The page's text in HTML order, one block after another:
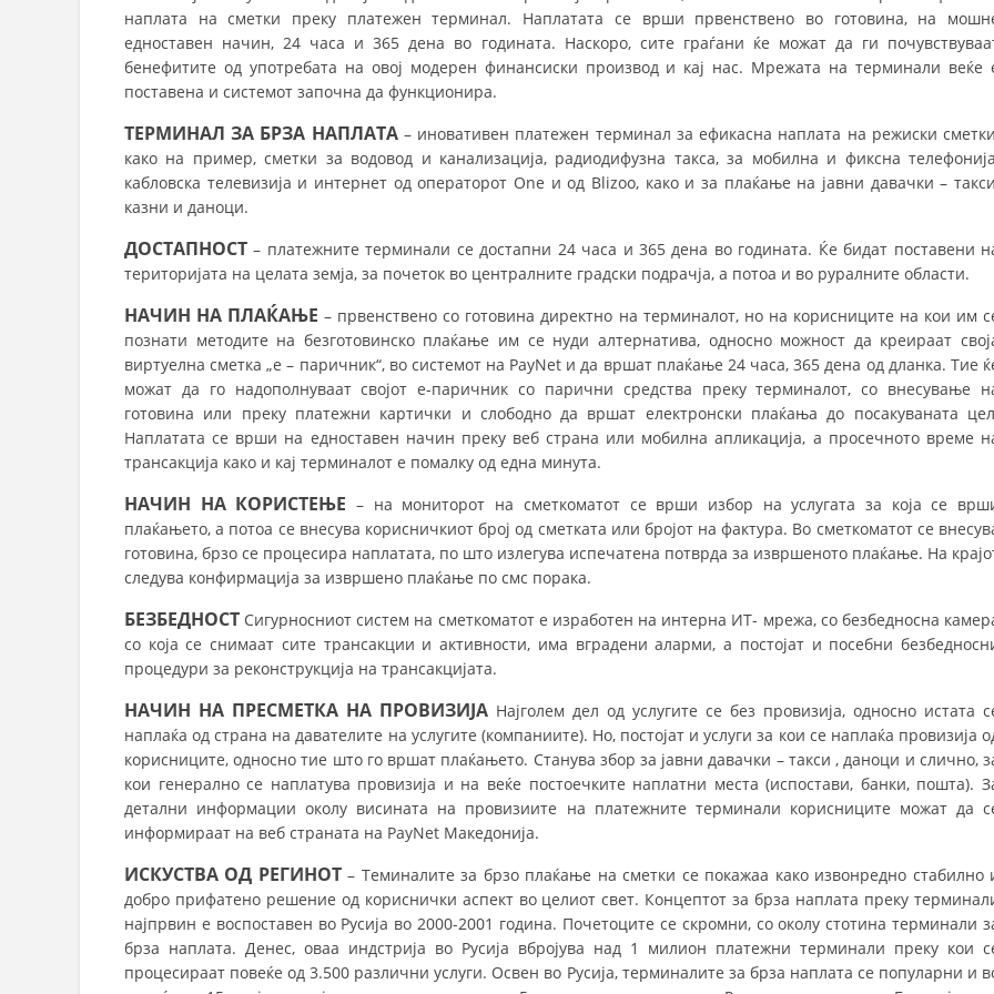
DREJTA NDERKOMBETARE HUMANITARE
PËRDORIMIN DHE MBROJTJEN E STEMËS
PËRGATITSHMËRI DHE VEPRIM GJATË KATASTROFAVE
EKIPE PËRGJIGJE DISASTER
STACIONIN E UJIT SHPËTIMIT – VODNO
EOK E CK
PROJEKTE
HULUMTIMI I OPINIONIT PUBLIK
MARRËVESHJE
PROJEKTE
VEPRIMTARI SHËNDETËSORE PREVENTIVE
NDIHMA E PARË
DHURIMI I GJAKUT
KUSH JEMI NE
наплата на сметки преку платежен терминал. Наплатата се врши првенствено во готовина, на
едноставен начин, 24 часа и 365 дена во годината. Наскоро, сите граѓани ќе можат да ги
бенефитите од употребата на овој модерен финансиски производ и кај нас. Мрежата на терминали веќе
поставена и системот започна да функционира.
ТЕРМИНАЛ ЗА БРЗА НАПЛАТА– иновативен платежен терминал за ефикасна наплата на режиски
како на пример, сметки за водовод и канализација, радиодифузна такса, за мобилна и фиксна
кабловска телевизија и интернет од операторот One и од Blizoo, како и за плаќање на јавни давачки –
казни и даноци.
ДОСТАПНОСТ – платежните терминали се достапни 24 часа и 365 дена во годината. Ќе бидат поставени
територијата на целата земја, за почеток во централните градски подрачја, а потоа и во руралните области.
НАЧИН НА ПЛАЌАЊЕ – првенствено со готовина директно на терминалот, но на корисниците на кои им
познати методите на безготовинско плаќање им се нуди алтернатива, односно можност да креираат
виртуелна сметка „е – паричник“, во системот на PayNet и да вршат плаќање 24 часа, 365 дена од дланка. Тие
можат да го надополнуваат својот е-паричник со парични средства преку терминалот, со внесување
готовина или преку платежни картички и слободно да вршат електронски плаќања до посакуваната
Наплатата се врши на едноставен начин преку веб страна или мобилна апликација, а просечното време
трансакција како и кај терминалот е помалку од една минута.
НАЧИН НА КОРИСТЕЊЕ – на мониторот на сметкоматот се врши избор на услугата за која се
плаќањето, а потоа се внесува корисничкиот број од сметката или бројот на фактура. Во сметкоматот се
готовина, брзо се процесира наплатата, по што излегува испечатена потврда за извршеното плаќање. На
следува конфирмација за извршено плаќање по смс порака.
БЕЗБЕДНОСТ Сигурносниот систем на сметкоматот е изработен на интерна ИТ- мрежа, со безбедносна
со која се снимаат сите трансакции и активности, има вградени аларми, а постојат и посебни
процедури за реконструкција на трансакцијата.
НАЧИН НА ПРЕСМЕТКА НА ПРОВИЗИЈА Најголем дел од услугите се без провизија, односно истата
наплаќа од страна на давателите на услугите (компаниите). Но, постојат и услуги за кои се наплаќа провизија
корисниците, односно тие што го вршат плаќањето. Станува збор за јавни давачки – такси , даноци и слично,
кои генерално се наплатува провизија и на веќе постоечките наплатни места (испостави, банки, пошта).
детални информации околу висината на провизиите на платежните терминали корисниците можат да
информираат на веб страната на PayNet Македонија.
ИСКУСТВА ОД РЕГИНОТ– Теминалите за брзо плаќање на сметки се покажаа како извонредно стабилно
добро прифатено решение од кориснички аспект во целиот свет. Концептот за брза наплата преку
најпрвин е воспоставен во Русија во 2000-2001 година. Почетоците се скромни, со околу стотина терминали
брза наплата. Денес, оваа индстрија во Русија вбројува над 1 милион платежни терминали преку кои
процесираат повеќе од 3.500 различни услуги. Освен во Русија, терминалите за брза наплата се популарни и